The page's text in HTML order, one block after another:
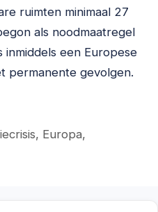
ruimten minimaal 27
als noodmaatregel
inmiddels een Europese
permanente gevolgen.
, Europa,